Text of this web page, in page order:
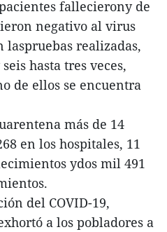
fallecierony de
negativo al virus
laspruebas realizadas,
hasta tres veces,
de ellos se encuentra
más de 14
en los hospitales, 11
ydos mil 491
del COVID-19,
a los pobladores a